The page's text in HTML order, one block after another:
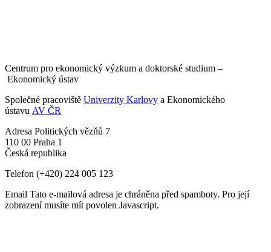
Centrum pro ekonomický výzkum a doktorské studium –
Ekonomický ústav
Společné pracoviště Univerzity Karlovy a Ekonomického
ústavu AV ČR
Adresa Politických vězňů 7
110 00 Praha 1
Česká republika
Telefon (+420) 224 005 123
Email Tato e-mailová adresa je chráněna před spamboty. Pro její
zobrazení musíte mít povolen Javascript.